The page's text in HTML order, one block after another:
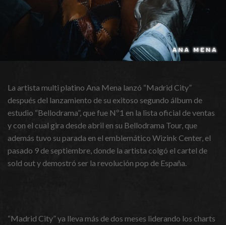
La artista multi platino Ana Mena lanzó “Madrid City”
después del lanzamiento de su exitoso segundo álbum de
estudio “Bellodrama”, que fue Nº1 en la lista oficial de ventas
y con el cual gira desde abril en su Bellodrama Tour, que
además tuvo su parada en el emblemático Wizink Center, el
pasado 9 de septiembre, donde la artista colgó el cartel de
sold out y demostró ser la revolución pop de España.
“Madrid City” ya lleva más de dos meses liderando los charts